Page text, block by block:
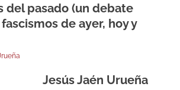
del pasado (un debate
de ayer, hoy y
Jesús Jaén Urueña